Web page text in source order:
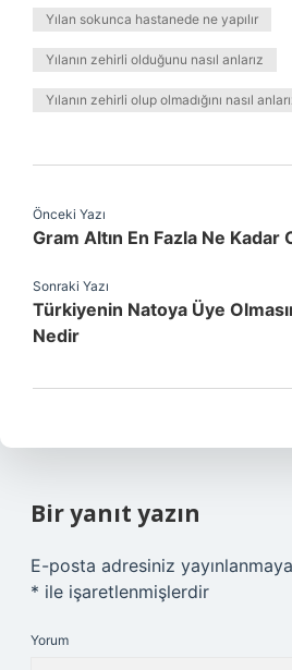
Yılan sokunca hastanede ne yapılır
Yılanın zehirli olduğunu nasıl anlarız
Yılanın zehirli olup olmadığını nasıl
Önceki Yazı
Gram Altın En Fazla Ne Kadar
Sonraki Yazı
Türkiyenin Natoya Üye
Nedir
Bir yanıt yazın
E-posta adresiniz
* ile işaretlenmişlerdir
Yorum